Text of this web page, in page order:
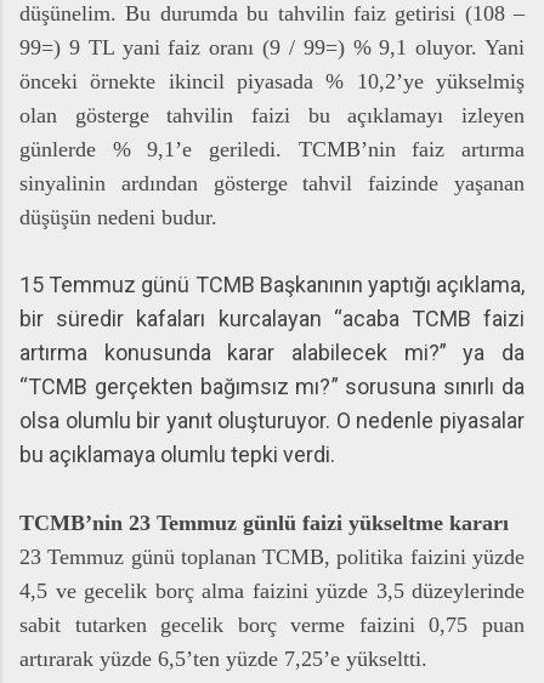
düşünelim. Bu durumda bu tahvilin faiz getirisi (108 –
99=) 9 TL yani faiz oranı (9 / 99=) % 9,1 oluyor. Yani
önceki örnekte ikincil piyasada % 10,2’ye yükselmiş
olan gösterge tahvilin faizi bu açıklamayı izleyen
günlerde % 9,1’e geriledi. TCMB’nin faiz artırma
sinyalinin ardından gösterge tahvil faizinde yaşanan
düşüşün nedeni budur.
15 Temmuz günü TCMB Başkanının yaptığı açıklama,
bir süredir kafaları kurcalayan “acaba TCMB faizi
artırma konusunda karar alabilecek mi?” ya da
“TCMB gerçekten bağımsız mı?” sorusuna sınırlı da
olsa olumlu bir yanıt oluşturuyor. O nedenle piyasalar
bu açıklamaya olumlu tepki verdi.
TCMB’nin 23 Temmuz günlü faizi yükseltme kararı
23 Temmuz günü toplanan TCMB, politika faizini yüzde
4,5 ve gecelik borç alma faizini yüzde 3,5 düzeylerinde
sabit tutarken gecelik borç verme faizini 0,75 puan
artırarak yüzde 6,5’ten yüzde 7,25’e yükseltti.